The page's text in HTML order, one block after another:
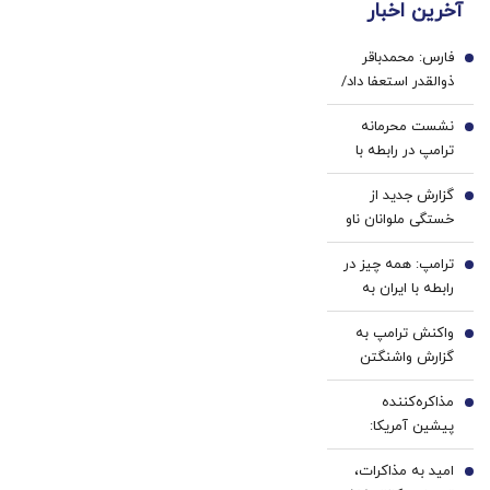
خرید40%تخفیف
پزشکی
سفید
کننده
خانگی
آخرین اخبار
فارس: محمدباقر
ذوالقدر استعفا داد/
محسن رضایی دبیر
شورای عالی امنیت
ملی شد
1
نشست محرمانه
ترامپ در رابطه با
ایران در کاخ سفید
2
گزارش جدید از
خستگی ملوانان ناو
هواپیمابر آبراهام
لینکلن
3
ترامپ: همه چیز در
رابطه با ایران به
طور استثنایی خوب
پیش می‌رود/ من از
عملکرد وزیر جنگ
بسیار راضی هستم
4
واکنش ترامپ به
گزارش واشنگتن
پست در مورد
جلسه کمبود
موشک و اختلافش
با هگست/من واقعاً
معتقدم که
5
مذاکره‌کننده
پیشین آمریکا:
ترامپ اکنون با
مجموعه‌ای از
6
امید به مذاکرات،
7